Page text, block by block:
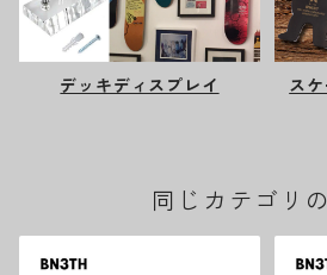
デッキディスプレイ
ス
同じカテゴリ